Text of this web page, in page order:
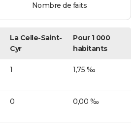
Nombre de faits
La Celle-Saint-
Cyr
Pour 1 000
habitants
1 1,75 ‰
0 0,00 ‰